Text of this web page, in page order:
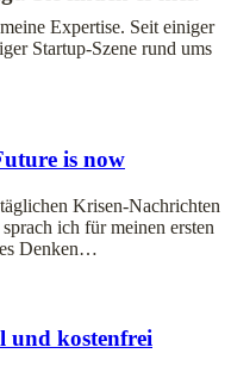
Expertise. Seit einiger
Startup-Szene rund ums
is now
Krisen-Nachrichten
ich für meinen ersten
Denken…
und kostenfrei